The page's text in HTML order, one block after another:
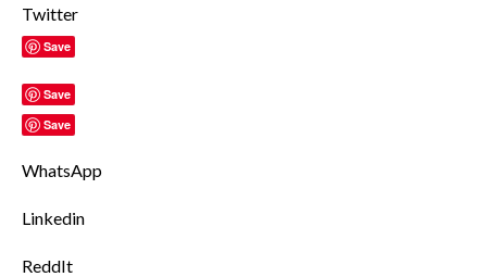
Twitter
Save
Save
Save
WhatsApp
Linkedin
ReddIt